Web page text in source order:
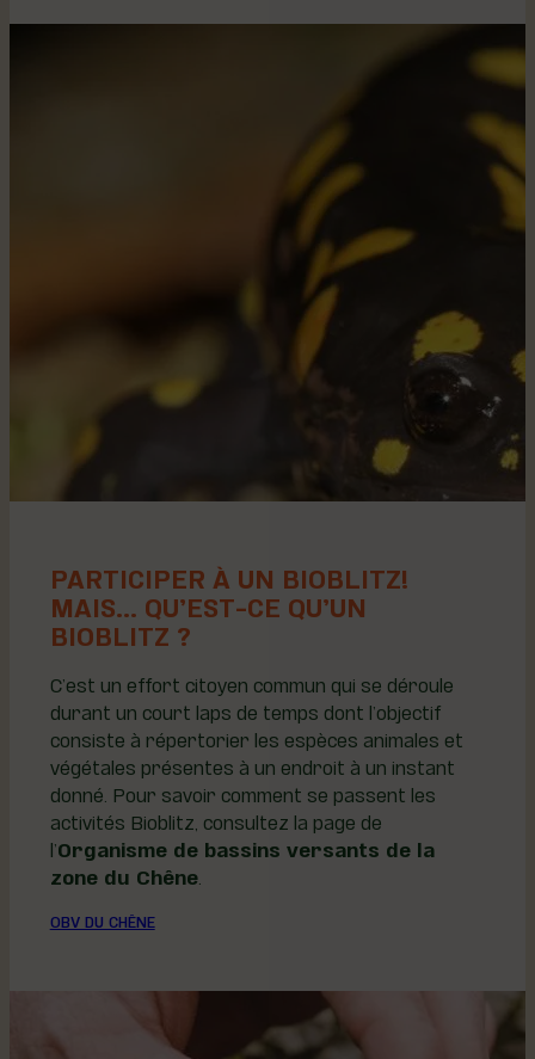
PARTICIPER À UN BIOBLITZ!
MAIS... QU’EST-CE QU’UN
BIOBLITZ ?
C’est un effort citoyen commun qui se déroule
durant un court laps de temps dont l’objectif
consiste à répertorier les espèces animales et
végétales présentes à un endroit à un instant
donné. Pour savoir comment se passent les
activités Bioblitz, consultez la page de
l’Organisme de bassins versants de la
zone du Chêne.
OBV DU CHÊNE